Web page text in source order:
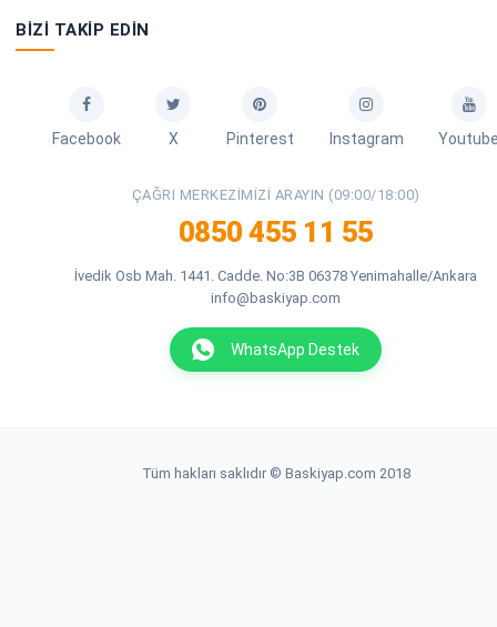
BIZI TAKIP EDIN
Facebook X Pinterest Instagram
ÇAĞRI MERKEZIMIZI ARAYIN (09:00/18:00)
0850 455 11 55
İvedik Osb Mah. 1441. Cadde. No:3B 06378 Yenimahalle/Ankara
info@baskiyap.com
WhatsApp Destek
Tüm hakları saklıdır © Baskiyap.com 2018